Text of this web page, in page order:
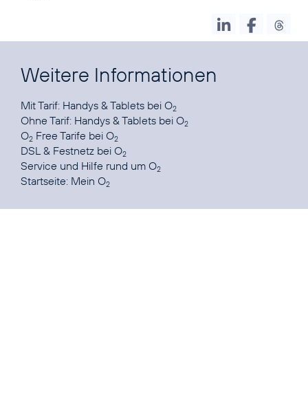
Weitere Informationen
Mit Tarif: Handys & Tablets bei O2
Ohne Tarif: Handys & Tablets bei O2
O2 Free Tarife bei O2
DSL & Festnetz bei O2
Service und Hilfe rund um O2
Startseite: Mein O2